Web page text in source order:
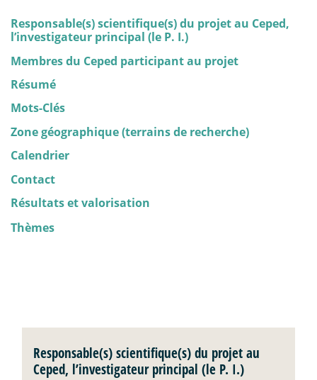
Responsable(s) scientifique(s) du projet au Ceped,
l’investigateur principal (le P. I.)
Membres du Ceped participant au projet
Résumé
Mots-Clés
Zone géographique (terrains de recherche)
Calendrier
Contact
Résultats et valorisation
Thèmes
Responsable(s) scientifique(s) du projet au
Ceped, l’investigateur principal (le P. I.)